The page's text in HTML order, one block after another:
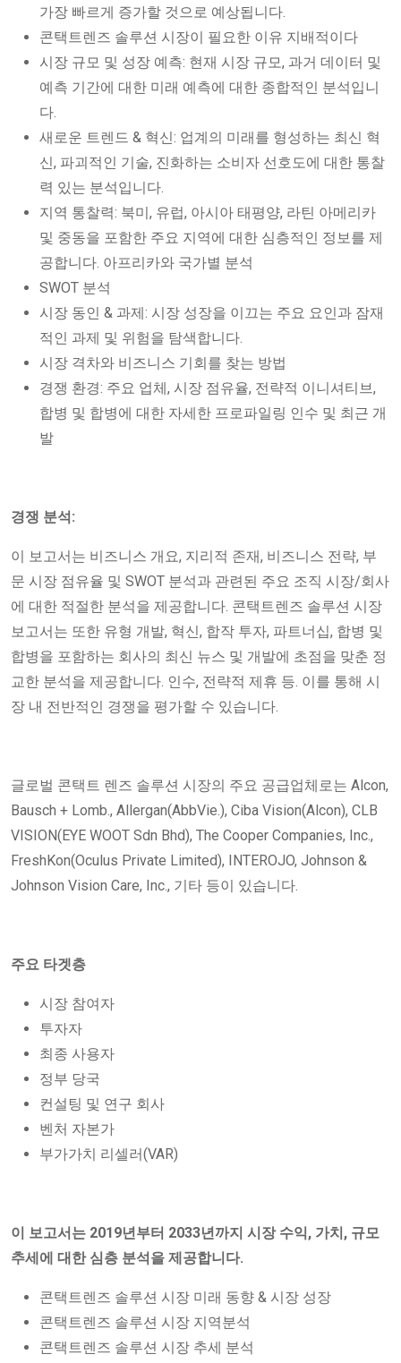
가장 빠르게 증가할 것으로 예상됩니다.
콘택트렌즈 솔루션 시장이 필요한 이유 지배적이다
시장 규모 및 성장 예측: 현재 시장 규모, 과거 데이터 및
예측 기간에 대한 미래 예측에 대한 종합적인 분석입니
다.
새로운 트렌드 & 혁신: 업계의 미래를 형성하는 최신 혁
신, 파괴적인 기술, 진화하는 소비자 선호도에 대한 통찰
력 있는 분석입니다.
지역 통찰력: 북미, 유럽, 아시아 태평양, 라틴 아메리카
및 중동을 포함한 주요 지역에 대한 심층적인 정보를 제
공합니다. 아프리카와 국가별 분석
SWOT 분석
시장 동인 & 과제: 시장 성장을 이끄는 주요 요인과 잠재
적인 과제 및 위험을 탐색합니다.
시장 격차와 비즈니스 기회를 찾는 방법
경쟁 환경: 주요 업체, 시장 점유율, 전략적 이니셔티브,
합병 및 합병에 대한 자세한 프로파일링 인수 및 최근 개
발
경쟁 분석:
이 보고서는 비즈니스 개요, 지리적 존재, 비즈니스 전략, 부
문 시장 점유율 및 SWOT 분석과 관련된 주요 조직 시장/회사
에 대한 적절한 분석을 제공합니다. 콘택트렌즈 솔루션 시장
보고서는 또한 유형 개발, 혁신, 합작 투자, 파트너십, 합병 및
합병을 포함하는 회사의 최신 뉴스 및 개발에 초점을 맞춘 정
교한 분석을 제공합니다. 인수, 전략적 제휴 등. 이를 통해 시
장 내 전반적인 경쟁을 평가할 수 있습니다.
글로벌 콘택트 렌즈 솔루션 시장의 주요 공급업체로는 Alcon,
Bausch + Lomb., Allergan(AbbVie.), Ciba Vision(Alcon), CLB
VISION(EYE WOOT Sdn Bhd), The Cooper Companies, Inc.,
FreshKon(Oculus Private Limited), INTEROJO, Johnson &
Johnson Vision Care, Inc., 기타 등이 있습니다.
주요 타겟층
시장 참여자
투자자
최종 사용자
정부 당국
컨설팅 및 연구 회사
벤처 자본가
부가가치 리셀러(VAR)
이 보고서는 2019년부터 2033년까지 시장 수익, 가치, 규모
추세에 대한 심층 분석을 제공합니다.
콘택트렌즈 솔루션 시장 미래 동향 & 시장 성장
콘택트렌즈 솔루션 시장 지역분석
콘택트렌즈 솔루션 시장 추세 분석